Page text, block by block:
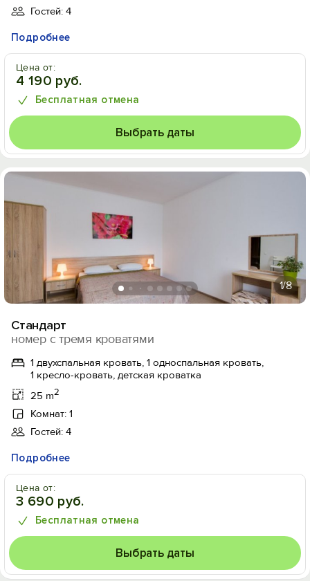
Гостей: 4
Подробнее
Цена от:
4 190 руб.
Бесплатная отмена
Выбрать даты
1/8
Стандарт
номер с тремя кроватями
1 двухспальная кровать, 1 односпальная кровать,
1 кресло-кровать, детская кроватка
25 m2
Комнат: 1
Гостей: 4
Подробнее
Цена от:
3 690 руб.
Бесплатная отмена
Выбрать даты